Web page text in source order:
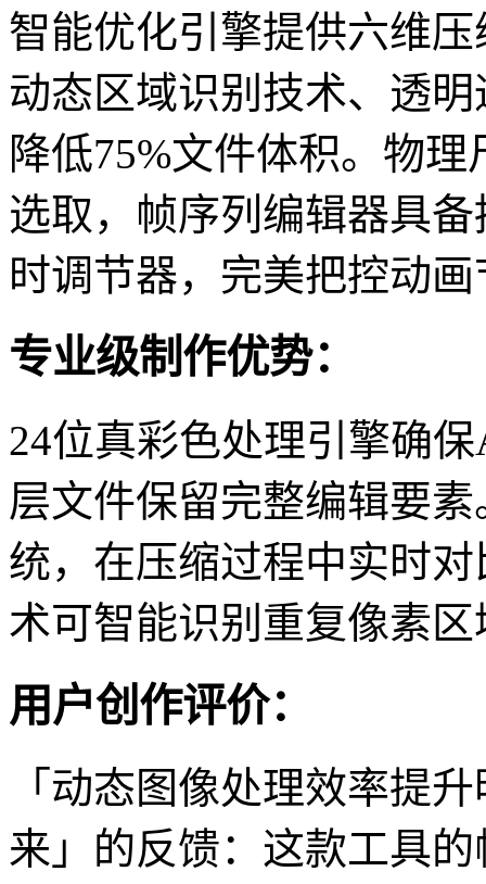
智能优化引擎提供六维
动态区域识别技术、透
降低75%文件体积。物
选取，帧序列编辑器具
时调节器，完美把控动
专业级制作优势：
24位真彩色处理引擎确
层文件保留完整编辑要
统，在压缩过程中实时
术可智能识别重复像素
用户创作评价：
「动态图像处理效率提
来」的反馈：这款工具